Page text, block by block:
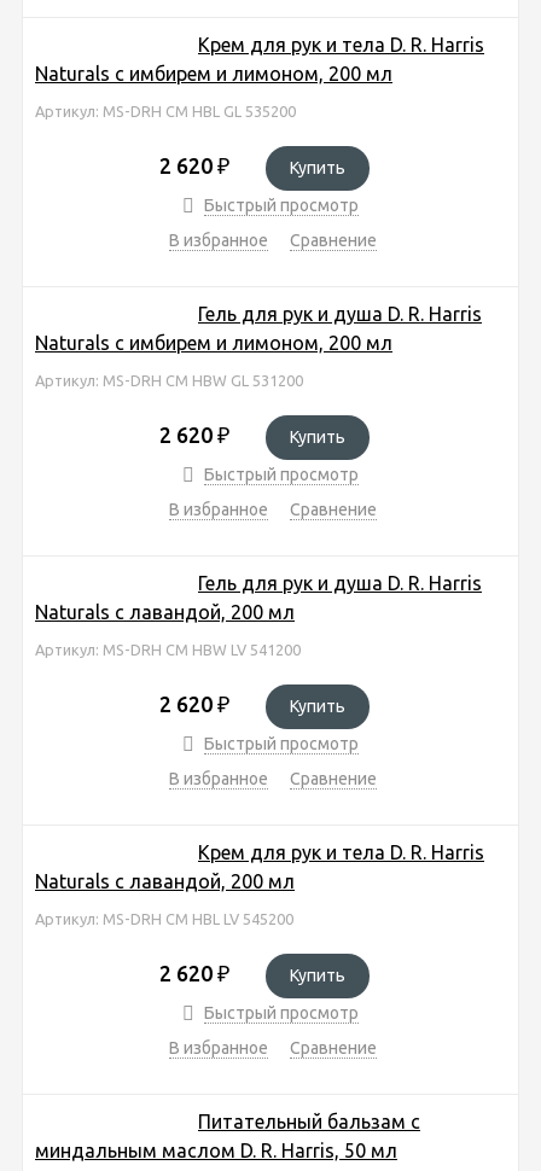
Крем для рук и тела D. R. Harris
Naturals с имбирем и лимоном, 200 мл
Артикул: MS-DRH CM HBL GL 535200
2 620 ₽
Купить
Быстрый просмотр
В избранное
Сравнение
Гель для рук и душа D. R. Harris
Naturals с имбирем и лимоном, 200 мл
Артикул: MS-DRH CM HBW GL 531200
2 620 ₽
Купить
Быстрый просмотр
В избранное
Сравнение
Гель для рук и душа D. R. Harris
Naturals с лавандой, 200 мл
Артикул: MS-DRH CM HBW LV 541200
2 620 ₽
Купить
Быстрый просмотр
В избранное
Сравнение
Крем для рук и тела D. R. Harris
Naturals с лавандой, 200 мл
Артикул: MS-DRH CM HBL LV 545200
2 620 ₽
Купить
Быстрый просмотр
В избранное
Сравнение
Питательный бальзам с
миндальным маслом D. R. Harris, 50 мл